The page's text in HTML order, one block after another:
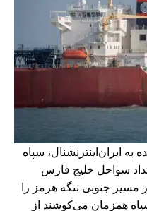
ایران‌اینترنشنال، سپاه
سواحل خلیج فارس
جنوبی تنگه هرمز را
همزمان می‌کوشند از